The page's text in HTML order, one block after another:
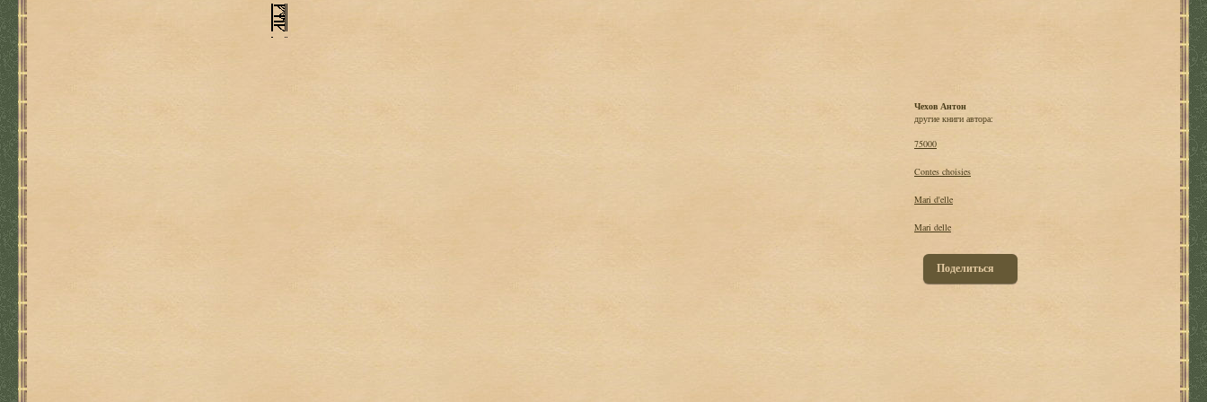
Чехов Антон
другие книги автора:
75000
Contes choisies
Mari d'elle
Mari delle
Поделиться